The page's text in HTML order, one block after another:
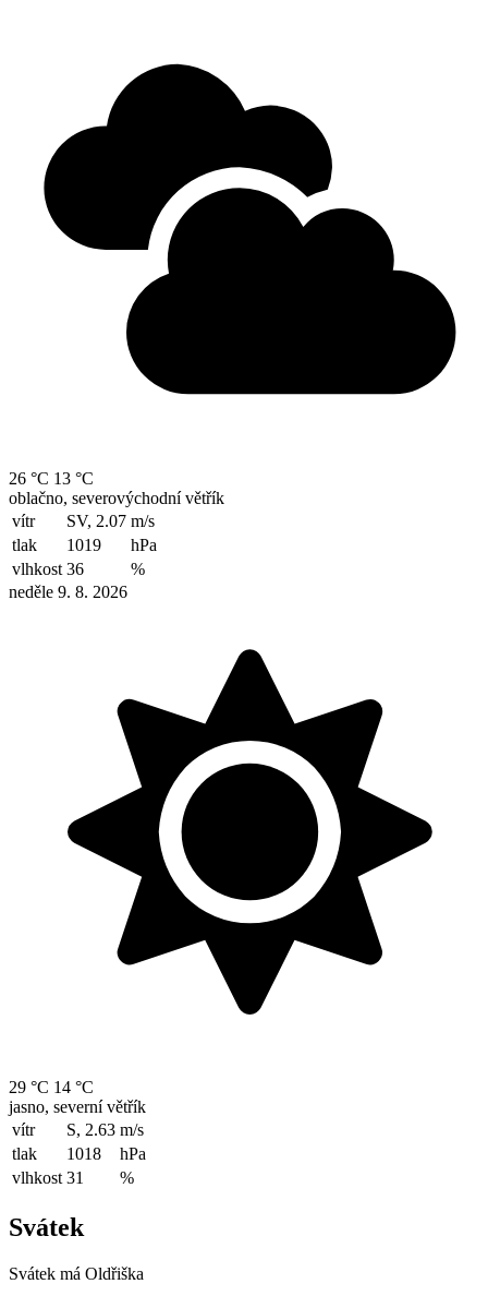
26 °C 13 °C
oblačno, severovýchodní větřík
vítr
SV, 2.07 m/s
tlak
1019
hPa
vlhkost 36
%
neděle 9. 8. 2026
29 °C 14 °C
jasno, severní větřík
vítr
S, 2.63 m/s
tlak
1018
hPa
vlhkost 31 %
Svátek
Svátek má Oldřiška